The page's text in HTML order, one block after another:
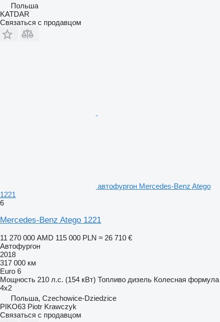
Польша
KATDAR
Связаться с продавцом
автофургон Mercedes-Benz Atego
1221
6
Mercedes-Benz Atego 1221
11 270 000 AMD 115 000 PLN ≈ 26 710 €
Автофургон
2018
317 000 км
Euro 6
Мощность 210 л.с. (154 кВт) Топливо дизель Колесная формула
4x2
Польша, Czechowice-Dziedzice
PIKO63 Piotr Krawczyk
Связаться с продавцом